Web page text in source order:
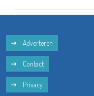
Adverteren
Contact
Privacy